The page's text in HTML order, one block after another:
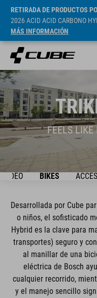
RETIRADA DE PRODUCTOS
2026 ACID ACID CARBONO
MÁS INFORMACIÓN
FEELS LIKE
VIDEO BIKES
Desarrollada por Cube
o niños, el sofisticado
Hybrid es la clave para
transportes) seguro y
al manillar de una
eléctrica de Bosch
cualquier recorrido,
y el manejo sencillo